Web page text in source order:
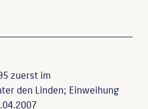
zuerst im
den Linden; Einweihung